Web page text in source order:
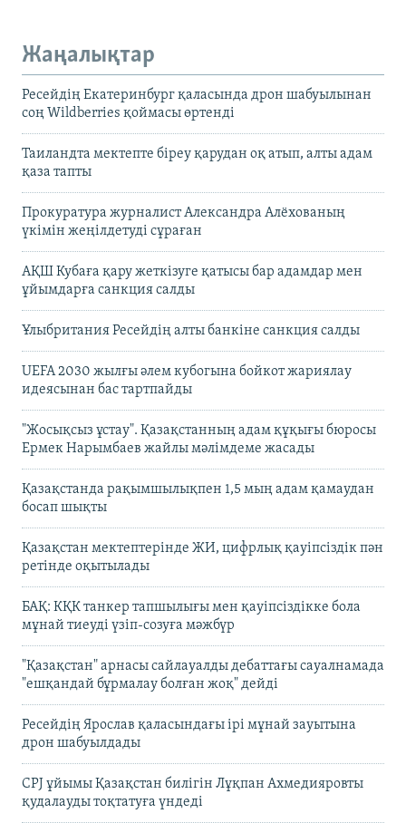
Жаңалықтар
Ресейдің Екатеринбург қаласында дрон шабуылынан
соң Wildberries қоймасы өртенді
Таиландта мектепте біреу қарудан оқ атып, алты адам
қаза тапты
Прокуратура журналист Александра Алёхованың
үкімін жеңілдетуді сұраған
АҚШ Кубаға қару жеткізуге қатысы бар адамдар мен
ұйымдарға санкция салды
Ұлыбритания Ресейдің алты банкіне санкция салды
UEFA 2030 жылғы әлем кубогына бойкот жариялау
идеясынан бас тартпайды
"Жосықсыз ұстау". Қазақстанның адам құқығы бюросы
Ермек Нарымбаев жайлы мәлімдеме жасады
Қазақстанда рақымшылықпен 1,5 мың адам қамаудан
босап шықты
Қазақстан мектептерінде ЖИ, цифрлық қауіпсіздік пән
ретінде оқытылады
БАҚ: КҚК танкер тапшылығы мен қауіпсіздікке бола
мұнай тиеуді үзіп-созуға мәжбүр
"Қазақстан" арнасы сайлауалды дебаттағы сауалнамада
"ешқандай бұрмалау болған жоқ" дейді
Ресейдің Ярослав қаласындағы ірі мұнай зауытына
дрон шабуылдады
CPJ ұйымы Қазақстан билігін Лұқпан Ахмедияровты
қудалауды тоқтатуға үндеді